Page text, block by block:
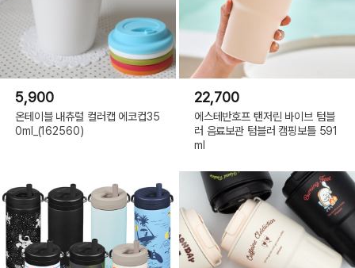
5,900
온테이블 내츄럴 컬러캡 에코컵35
0ml_(162560)
22,700
에스테반호프 탠저린 바이브 텀블
러 음료보관 텀블러 캠핑보틀 591
ml